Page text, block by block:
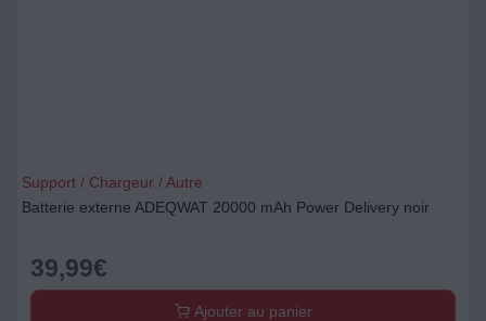
Support / Chargeur / Autre
Batterie externe ADEQWAT 20000 mAh Power Delivery noir
39,99€
Ajouter au panier